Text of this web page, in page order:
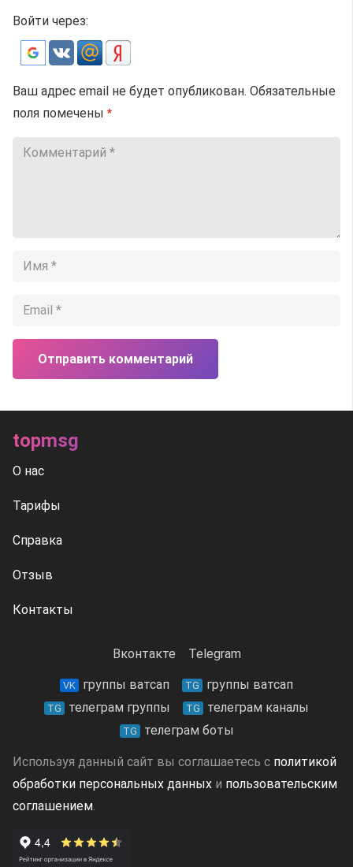
Войти через:
Ваш адрес email не будет опубликован. Обязательные
поля помечены *
Отправить комментарий
topmsg
О нас
Тарифы
Справка
Отзыв
Контакты
Вконтакте Telegram
VK группы ватсап TG группы ватсап
TG телеграм группы TG телеграм каналы
TG телеграм боты
Используя данный сайт вы соглашаетесь с политикой
обработки персональных данных и пользовательским
соглашением.